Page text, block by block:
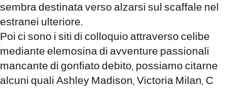
sembra destinata verso alzarsi sul scaffale nel
estranei ulteriore.
Poi ci sono i siti di colloquio attraverso celibe
mediante elemosina di avventure passionali
mancante di gonfiato debito, possiamo citarne
alcuni quali Ashley Madison, Victoria Milan, C